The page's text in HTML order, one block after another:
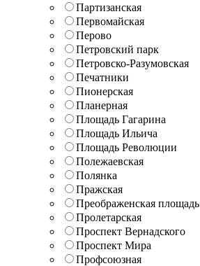
Партизанская
Первомайская
Перово
Петровский парк
Петровско-Разумовская
Печатники
Пионерская
Планерная
Площадь Гагарина
Площадь Ильича
Площадь Революции
Полежаевская
Полянка
Пражская
Преображенская площадь
Пролетарская
Проспект Вернадского
Проспект Мира
Профсоюзная